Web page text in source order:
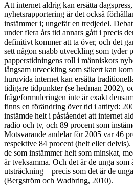
Att internet aldrig kan ersätta
nyhetsrapportering är det också
instämmer i; ungefär en tredjedel.
under flera års tid annars gått i precis
definitivt kommer att ta över, och det
sett någon snabb utveckling som tyder
papperstidningens roll i människors
långsam utveckling som säkert kan
huruvida internet kan ersätta
tidigare tidpunkter (se hedman 2002),
frågeformuleringen inte är exakt
finns en förändring över tid i attityd:
instämde helt i påståendet att internet
radio och tv, och 89 procent som
Motsvarande andelar för 2005 var 46
respektive 84 procent (helt eller
de som instämmer helt som minskat,
är tveksamma. Och det är de unga
utsträckning – precis som det är de
(Bergström och Wadbring, 2010).